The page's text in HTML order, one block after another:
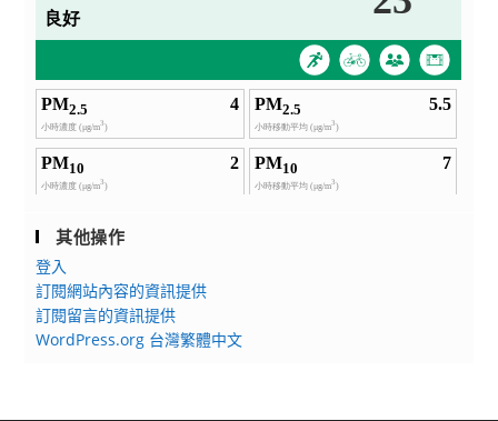
其他操作
登入
訂閱網站內容的資訊提供
訂閱留言的資訊提供
WordPress.org 台灣繁體中文